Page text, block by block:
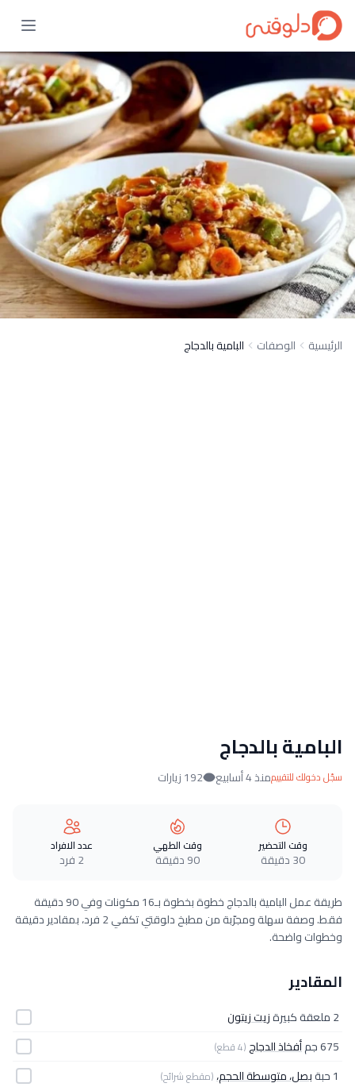
الرئيسية الوصفات البامية بالدجاج
البامية بالدجاج
سجّل دخولك للتقييممنذ 4 أسابيع 192 زيارات
وقت التحضير
30 دقيقة
وقت الطهي
90 دقيقة
عدد الافراد
2 فرد
طريقة عمل البامية بالدجاج خطوة بخطوة بـ16 مكونات وفي 90 دقيقة
فقط. وصفة سهلة ومجرّبة من مطبخ دلوقتي تكفي 2 فرد، بمقادير دقيقة
وخطوات واضحة.
المقادير
2 ملعقة كبيرة
زيت زيتون
675 جم
أفخاذ الدجاج(4 قطع)
1 حبة بصل، متوسطة الحجم،(مقطع شرائح)